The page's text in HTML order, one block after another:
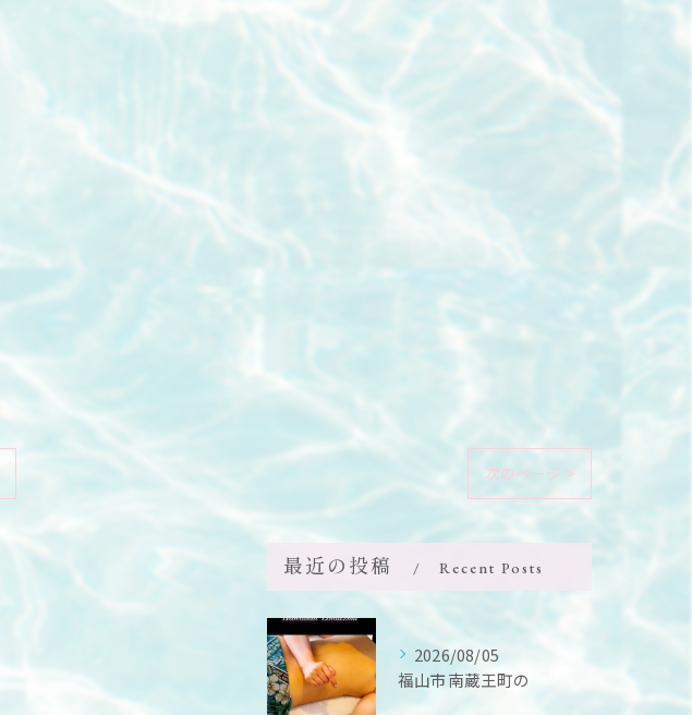
次のページ >
最近の投稿 Recent Posts
2026/08/05
福山市南蔵王町の